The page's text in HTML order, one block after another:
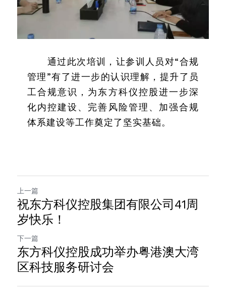
通过此次培训，让参训人员对“合规
管理”有了进一步的认识理解，提升了员
工合规意识，为东方科仪控股进一步深
化内控建设、完善风险管理、加强合规
体系建设等工作奠定了坚实基础。
上一篇
祝东方科仪控股集团有限公司41周
岁快乐！
下一篇
东方科仪控股成功举办粤港澳大湾
区科技服务研讨会